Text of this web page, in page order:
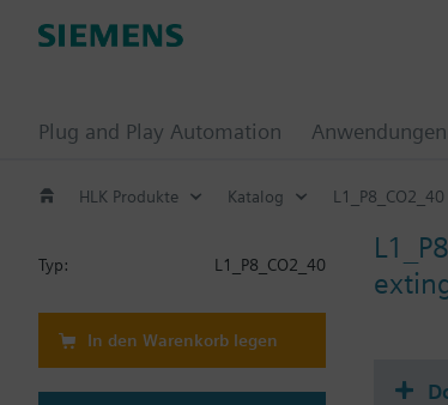
Plug and Play Automation Anwendungen
HLK Produkte Katalog L1_P8_CO2_40
Typ: L1_P8_CO2_40
In den Warenkorb legen